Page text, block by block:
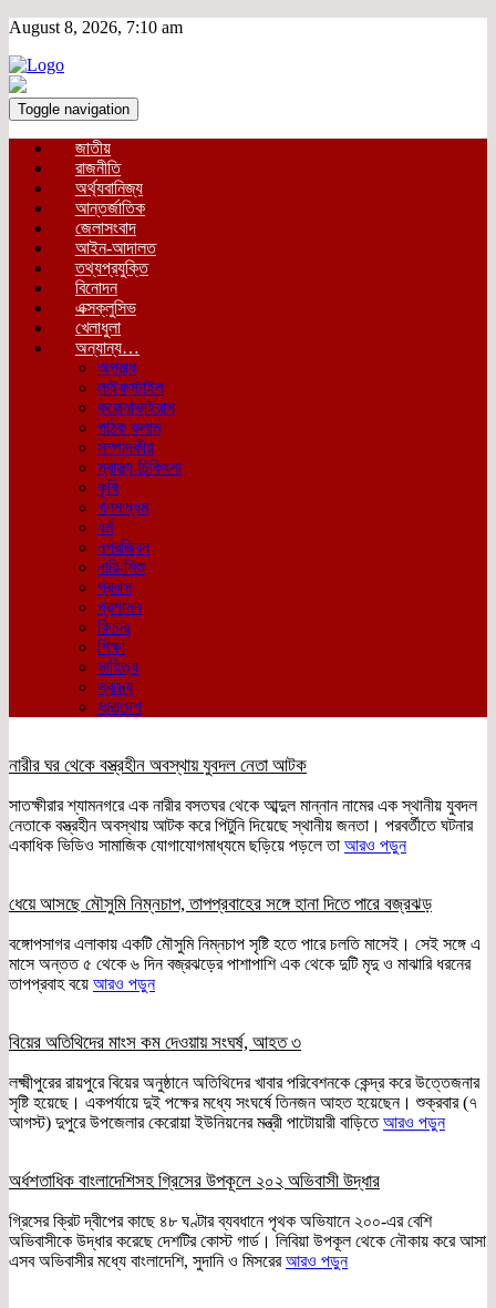
August 8, 2026, 7:10 am
Toggle navigation
জাতীয়
রাজনীতি
অর্থ্যবানিজ্য
আন্তর্জাতিক
জেলাসংবাদ
আইন-আদালত
তথ্যপ্রযুক্তি
বিনোদন
এক্সক্লুসিভ
খেলাধুলা
অন্যান্য…
অপরাধ
লাইফস্টাইল
করোনাভাইরাস
পাঠক কলাম
সম্পাদকীয়
স্বাস্থ্য-চিকিৎসা
কৃষি
গণমাধ্যম
ধর্ম
নগরজিবন
নারি-শিশু
প্রবাস
প্রশাসন
ফিচার
শিক্ষা
সাহিত্য
স্বাস্থ্য
সারাদেশ
নারীর ঘর থেকে বস্ত্রহীন অবস্থায় যুবদল নেতা আটক
সাতক্ষীরার শ্যামনগরে এক নারীর বসতঘর থেকে আব্দুল মান্নান নামের এক স্থানীয় যুবদল
নেতাকে বস্ত্রহীন অবস্থায় আটক করে পিটুনি দিয়েছে স্থানীয় জনতা। পরবর্তীতে ঘটনার
একাধিক ভিডিও সামাজিক যোগাযোগমাধ্যমে ছড়িয়ে পড়লে তা আরও পড়ুন
ধেয়ে আসছে মৌসুমি নিম্নচাপ, তাপপ্রবাহের সঙ্গে হানা দিতে পারে বজ্রঝড়
বঙ্গোপসাগর এলাকায় একটি মৌসুমি নিম্নচাপ সৃষ্টি হতে পারে চলতি মাসেই। সেই সঙ্গে এ
মাসে অন্তত ৫ থেকে ৬ দিন বজ্রঝড়ের পাশাপাশি এক থেকে দুটি মৃদু ও মাঝারি ধরনের
তাপপ্রবাহ বয়ে আরও পড়ুন
বিয়ের অতিথিদের মাংস কম দেওয়ায় সংঘর্ষ, আহত ৩
লক্ষ্মীপুরের রায়পুরে বিয়ের অনুষ্ঠানে অতিথিদের খাবার পরিবেশনকে কেন্দ্র করে উত্তেজনার
সৃষ্টি হয়েছে। একপর্যায়ে দুই পক্ষের মধ্যে সংঘর্ষে তিনজন আহত হয়েছেন। শুক্রবার (৭
আগস্ট) দুপুরে উপজেলার কেরোয়া ইউনিয়নের মন্ত্রী পাটোয়ারী বাড়িতেআরও পড়ুন
অর্ধশতাধিক বাংলাদেশিসহ গ্রিসের উপকূলে ২০২ অভিবাসী উদ্ধার
গ্রিসের ক্রিট দ্বীপের কাছে ৪৮ ঘণ্টার ব্যবধানে পৃথক অভিযানে ২০০-এর বেশি
অভিবাসীকে উদ্ধার করেছে দেশটির কোস্ট গার্ড। লিবিয়া উপকূল থেকে নৌকায় করে আসা
এসব অভিবাসীর মধ্যে বাংলাদেশি, সুদানি ও মিসরেরআরও পড়ুন